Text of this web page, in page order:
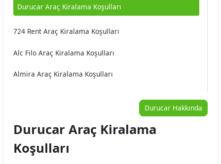
Durucar Araç Kiralama Koşulları
724 Rent Araç Kiralama Koşulları
Alc Filo Araç Kiralama Koşulları
Almira Araç Kiralama Koşulları
Auto Home Araç Kiralama Koşulları
Autojet Araç Kiralama Koşulları
Durucar Hakkında
Durucar Araç Kiralama
Koşulları